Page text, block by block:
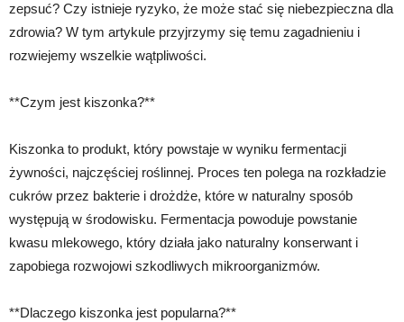
zepsuć? Czy istnieje ryzyko, że może stać się niebezpieczna dla
zdrowia? W tym artykule przyjrzymy się temu zagadnieniu i
rozwiejemy wszelkie wątpliwości.
**Czym jest kiszonka?**
Kiszonka to produkt, który powstaje w wyniku fermentacji
żywności, najczęściej roślinnej. Proces ten polega na rozkładzie
cukrów przez bakterie i drożdże, które w naturalny sposób
występują w środowisku. Fermentacja powoduje powstanie
kwasu mlekowego, który działa jako naturalny konserwant i
zapobiega rozwojowi szkodliwych mikroorganizmów.
**Dlaczego kiszonka jest popularna?**